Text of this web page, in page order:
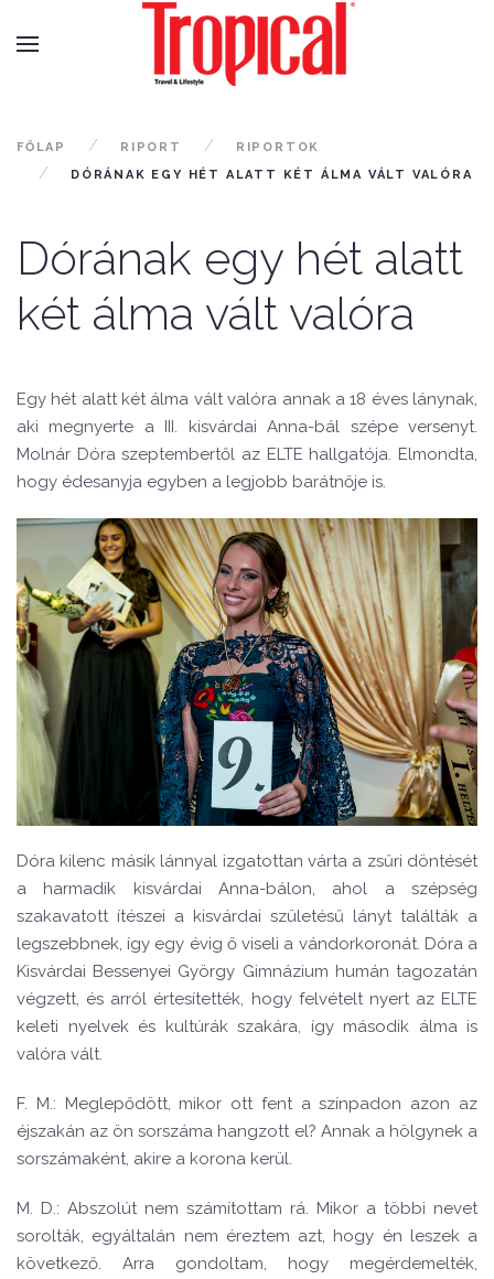
FŐLAP RIPORT
RIPORTOK
DÓRÁNAK EGY HÉT ALATT KÉT ÁLMA VÁLT VALÓRA
Dórának egy hét alatt
két álma vált valóra
Egy hét alatt két álma vált valóra annak a 18 éves lánynak,
aki megnyerte a III. kisvárdai Anna-bál szépe versenyt.
Molnár Dóra szeptembertől az ELTE hallgatója. Elmondta,
hogy édesanyja egyben a legjobb barátnője is.
Dóra kilenc másik lánnyal izgatottan várta a zsűri döntését
a harmadik kisvárdai Anna-bálon, ahol a szépség
szakavatott ítészei a kisvárdai születésű lányt találták a
legszebbnek, így egy évig ő viseli a vándorkoronát. Dóra a
Kisvárdai Bessenyei György Gimnázium humán tagozatán
végzett, és arról értesítették, hogy felvételt nyert az ELTE
keleti nyelvek és kultúrák szakára, így második álma is
valóra vált.
F. M.: Meglepődött, mikor ott fent a színpadon azon az
éjszakán az ön sorszáma hangzott el? Annak a hölgynek a
sorszámaként, akire a korona kerül.
M. D.: Abszolút nem számítottam rá. Mikor a többi nevet
sorolták, egyáltalán nem éreztem azt, hogy én leszek a
következő. Arra gondoltam, hogy megérdemelték,